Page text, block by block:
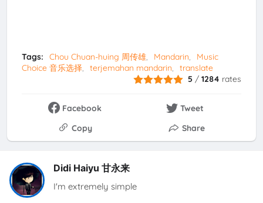
Tags: Chou Chuan-huing 周传雄 Mandarin
Music
Choice 音乐选择
terjemahan mandarin
translate
5 /1284 rates
Facebook
Tweet
Copy
Share
Didi Haiyu 甘永来
I'm extremely simple